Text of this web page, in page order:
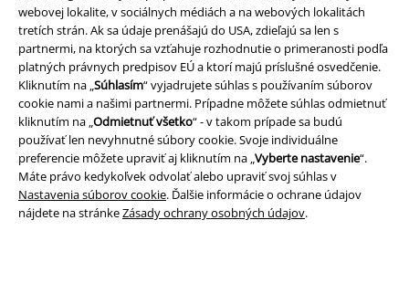
webovej lokalite, v sociálnych médiách a na webových lokalitách
tretích strán. Ak sa údaje prenášajú do USA, zdieľajú sa len s
partnermi, na ktorých sa vzťahuje rozhodnutie o primeranosti podľa
platných právnych predpisov EÚ a ktorí majú príslušné osvedčenie.
Kliknutím na „Súhlasím“ vyjadrujete súhlas s používaním súborov
cookie nami a našimi partnermi. Prípadne môžete súhlas odmietnuť
kliknutím na „Odmietnuť všetko“ - v takom prípade sa budú
používať len nevyhnutné súbory cookie. Svoje individuálne
preferencie môžete upraviť aj kliknutím na „Vyberte nastavenie“.
Máte právo kedykoľvek odvolať alebo upraviť svoj súhlas v
Nastavenia súborov cookie. Ďalšie informácie o ochrane údajov
nájdete na stránkeZásady ochrany osobných údajov.
Právne informácie
Podmienky
Imprint
Ochrana osobných údajov
Likvidácia odpadu a ochrana životného prostredia
Vyhlásenie o zhode